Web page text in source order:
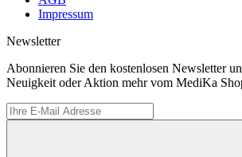
Impressum
Newsletter
Abonnieren Sie den kostenlosen Newsletter
Neuigkeit oder Aktion mehr vom MediKa